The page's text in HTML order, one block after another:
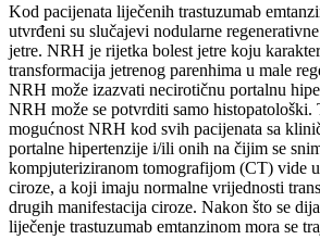
Kod pacijenata liječenih trastuzumab
utvrđeni su slučajevi nodularne
jetre. NRH je rijetka bolest jetre koju
transformacija jetrenog parenhima u male
NRH može izazvati necirotičnu portalnu
NRH može se potvrditi samo histopatološki.
mogućnost NRH kod svih pacijenata sa
portalne hipertenzije i/ili onih na čijim se
kompjuteriziranom tomografijom (CT) vide
ciroze, a koji imaju normalne vrijednosti
drugih manifestacija ciroze. Nakon što se
liječenje trastuzumab emtanzinom mora se